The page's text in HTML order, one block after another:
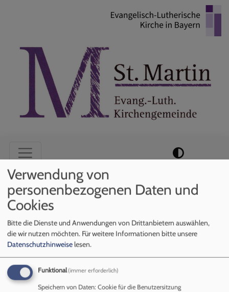
Hauptnavigation
Startseite Pfarrerin
Pfarrerin
Mitarbeiter*innen
Verwendung von
personenbezogenen Daten und
Cookies
Bitte die Dienste und Anwendungen von Drittanbietern auswählen,
die wir nutzen möchten. Für weitere Informationen bitte unsere
Datenschutzhinweiselesen.
Funktional (immer erforderlich)
Speichern von Daten: Cookie für die Benutzersitzung